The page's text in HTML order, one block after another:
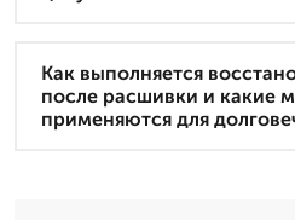
Как выполняется
после расшивки и какие
применяются для